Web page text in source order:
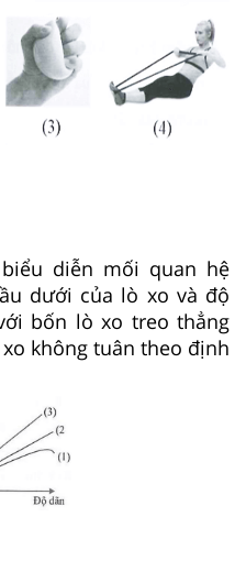
diễn mối quan hệ
dưới của lò xo và độ
bốn lò xo treo thẳng
xo không tuân theo định